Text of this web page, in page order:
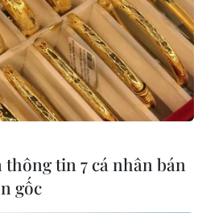
tin 7 cá nhân bán
gốc